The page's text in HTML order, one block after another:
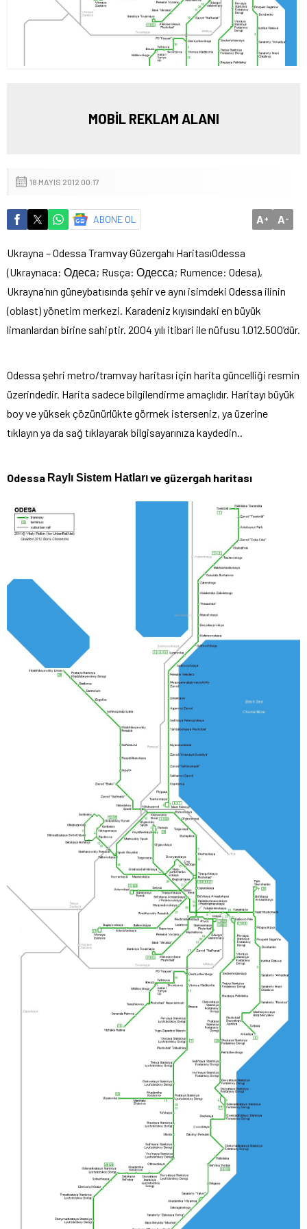
MOBİL REKLAM ALANI
18 MAYIS 2012 00:17
ABONE OL A+ A-
Ukrayna – Odessa Tramvay Güzergahı HaritasıOdessa
(Ukraynaca: Одеса; Rusça: Одесса; Rumence: Odesa),
Ukrayna’nın güneybatısında şehir ve aynı isimdeki Odessa ilinin
(oblast) yönetim merkezi. Karadeniz kıyısındaki en büyük
limanlardan birine sahiptir. 2004 yılı itibari ile nüfusu 1.012.500’dür.
Odessa şehri metro/tramvay haritası için harita güncelliği resmin
üzerindedir. Harita sadece bilgilendirme amaçlıdır. Haritayı büyük
boy ve yüksek çözünürlükte görmek isterseniz, ya üzerine
tıklayın ya da sağ tıklayarak bilgisayarınıza kaydedin..
Odessa Raylı Sistem Hatlarıve güzergah haritası